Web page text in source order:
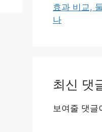
효과 비교,
나
최신 댓
보여줄 댓글